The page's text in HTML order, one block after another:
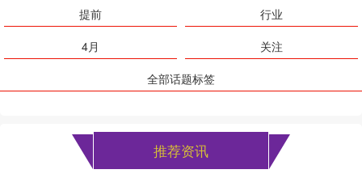
提前
行业
4月
关注
全部话题标签
推荐资讯